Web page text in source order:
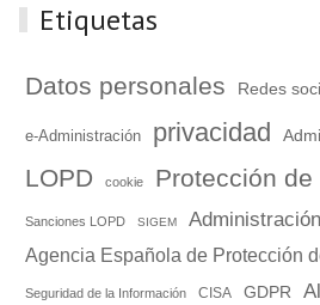
Etiquetas
Datos personales Redes
e-Administración privacidad
LOPD cookie Protección de
Sanciones LOPD SIGEM
Agencia Española de Protección
Seguridad de la Información CISA GDPR